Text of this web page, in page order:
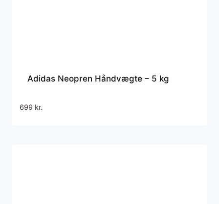
Adidas Neopren Håndvægte – 5 kg
699 kr.